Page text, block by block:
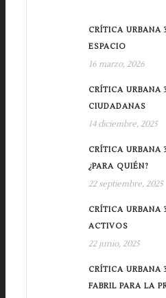
CRÍTICA URBANA
ESPACIO
16 marzo, 2026
CRÍTICA URBANA
CIUDADANAS
14 diciembre, 2025
CRÍTICA URBANA
¿PARA QUIÉN?
22 septiembre, 2025
CRÍTICA URBANA
ACTIVOS
22 junio, 2025
CRÍTICA URBANA
FABRIL PARA LA